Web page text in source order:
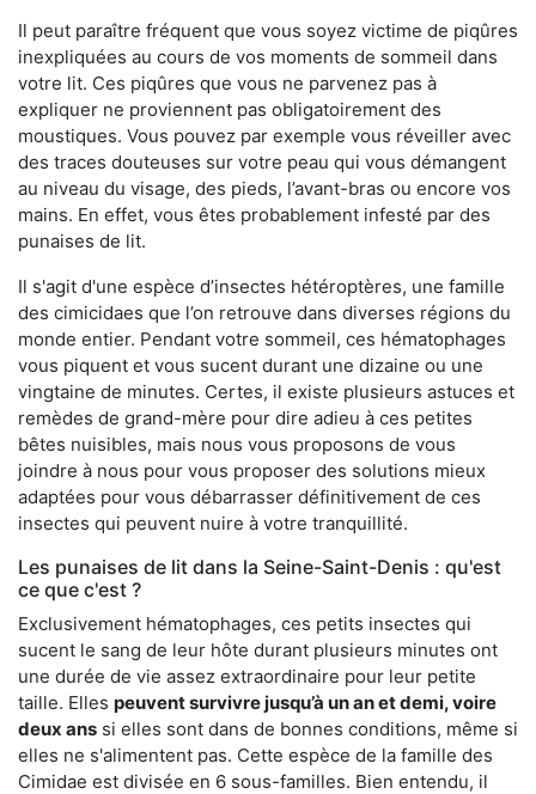
Il peut paraître fréquent que vous soyez victime de piqûres
inexpliquées au cours de vos moments de sommeil dans
votre lit. Ces piqûres que vous ne parvenez pas à
expliquer ne proviennent pas obligatoirement des
moustiques. Vous pouvez par exemple vous réveiller avec
des traces douteuses sur votre peau qui vous démangent
au niveau du visage, des pieds, l’avant-bras ou encore vos
mains. En effet, vous êtes probablement infesté par des
punaises de lit.
Il s'agit d'une espèce d’insectes hétéroptères, une famille
des cimicidaes que l’on retrouve dans diverses régions du
monde entier. Pendant votre sommeil, ces hématophages
vous piquent et vous sucent durant une dizaine ou une
vingtaine de minutes. Certes, il existe plusieurs astuces et
remèdes de grand-mère pour dire adieu à ces petites
bêtes nuisibles, mais nous vous proposons de vous
joindre à nous pour vous proposer des solutions mieux
adaptées pour vous débarrasser définitivement de ces
insectes qui peuvent nuire à votre tranquillité.
Les punaises de lit dans la Seine-Saint-Denis : qu'est
ce que c'est ?
Exclusivement hématophages, ces petits insectes qui
sucent le sang de leur hôte durant plusieurs minutes ont
une durée de vie assez extraordinaire pour leur petite
taille. Elles peuvent survivre jusqu’à un an et demi, voire
deux ans si elles sont dans de bonnes conditions, même si
elles ne s'alimentent pas. Cette espèce de la famille des
Cimidae est divisée en 6 sous-familles. Bien entendu, il